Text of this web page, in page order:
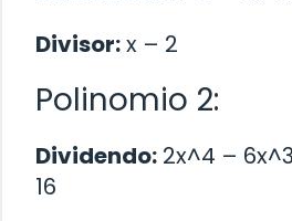
Divisor:x – 2
Polinomio 2:
Dividendo: 2x^4 –
16